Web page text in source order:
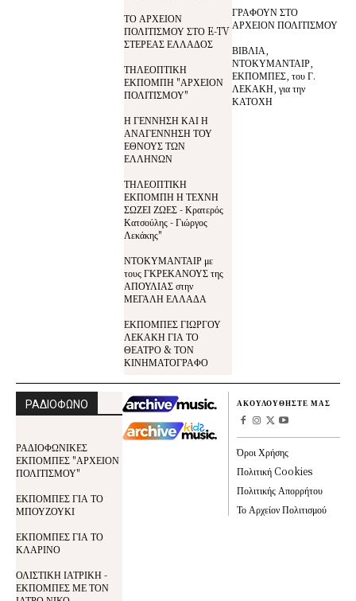
ΤΟ ΑΡΧΕΙΟΝ
ΠΟΛΙΤΙΣΜΟΥ ΣΤΟ E-TV
ΣΤΕΡΕΑΣ ΕΛΛΑΔΟΣ
ΤΗΛΕΟΠΤΙΚΗ
ΕΚΠΟΜΠΗ "ΑΡΧΕΙΟΝ
ΠΟΛΙΤΙΣΜΟΥ"
Η ΓΕΝΝΗΣΗ ΚΑΙ Η
ΑΝΑΓΕΝΝΗΣΗ ΤΟΥ
ΕΘΝΟΥΣ ΤΩΝ
ΕΛΛΗΝΩΝ
ΤΗΛΕΟΠΤΙΚΗ
ΕΚΠΟΜΠΗ Η ΤΕΧΝΗ
ΣΩΖΕΙ ΖΩΕΣ - Κρατερός
Κατσούλης - Γιώργος
Λεκάκης"
ΝΤΟΚΥΜΑΝΤΑΙΡ με
τους ΓΚΡΕΚΑΝΟΥΣ της
ΑΠΟΥΛΙΑΣ στην
ΜΕΓΑΛΗ ΕΛΛΑΔΑ
ΕΚΠΟΜΠΕΣ ΓΙΩΡΓΟΥ
ΛΕΚΑΚΗ ΓΙΑ ΤΟ
ΘΕΑΤΡΟ & ΤΟΝ
ΚΙΝΗΜΑΤΟΓΡΑΦΟ
ΓΡΑΦΟΥΝ ΣΤΟ
ΑΡΧΕΙΟΝ ΠΟΛΙΤΙΣΜΟΥ
ΒΙΒΛΙΑ,
ΝΤΟΚΥΜΑΝΤΑΙΡ,
ΕΚΠΟΜΠΕΣ, του Γ.
ΛΕΚΑΚΗ, για την
ΚΑΤΟΧΗ
ΡΑΔΙΟΦΩΝΟ
ΡΑΔΙΟΦΩΝΙΚΕΣ
ΕΚΠΟΜΠΕΣ "ΑΡΧΕΙΟΝ
ΠΟΛΙΤΙΣΜΟΥ"
ΕΚΠΟΜΠΕΣ ΓΙΑ ΤΟ
ΜΠΟΥΖΟΥΚΙ
ΕΚΠΟΜΠΕΣ ΓΙΑ ΤΟ
ΚΛΑΡΙΝΟ
ΟΛΙΣΤΙΚΗ ΙΑΤΡΙΚΗ -
ΕΚΠΟΜΠΕΣ ΜΕ ΤΟΝ
ΑΚΟΥΛΟΥΘΗΣΤΕ ΜΑΣ
Όροι Χρήσης
Πολιτική Cookies
Πολιτικής Απορρήτου
Το Αρχείον Πολιτισμού